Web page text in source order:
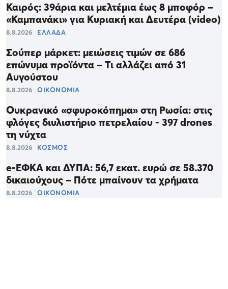
Καιρός: 39άρια και μελτέμια έως 8 μποφόρ –
«Καμπανάκι» για Κυριακή και Δευτέρα (video)
8.8.2026 ΕΛΛΑΔΑ
Σούπερ μάρκετ: μειώσεις τιμών σε 686
επώνυμα προϊόντα – Τι αλλάζει από 31
Αυγούστου
8.8.2026 ΟΙΚΟΝΟΜΙΑ
Ουκρανικό «σφυροκόπημα» στη Ρωσία: στις
φλόγες διυλιστήριο πετρελαίου - 397 drones
τη νύχτα
8.8.2026 ΚΟΣΜΟΣ
e-ΕΦΚΑ και ΔΥΠΑ: 56,7 εκατ. ευρώ σε 58.370
δικαιούχους – Πότε μπαίνουν τα χρήματα
8.8.2026 ΟΙΚΟΝΟΜΙΑ